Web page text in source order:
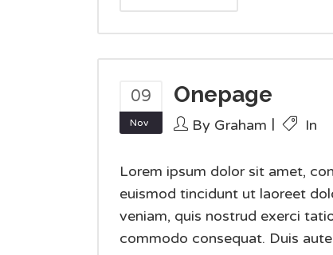
09
Nov
Onepage
By Graham In
Lorem ipsum dolor sit amet,
euismod tincidunt ut laoreet
veniam, quis nostrud exerci
commodo consequat. Duis